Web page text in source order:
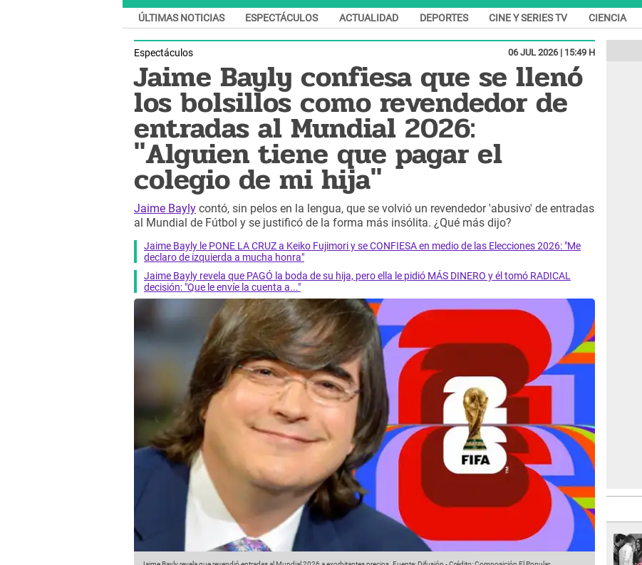
ÚLTIMAS NOTICIAS ESPECTÁCULOS ACTUALIDAD DEPORTES CINE Y SERIES TV CIENCIA
Espectáculos 06 JUL 2026 | 15:49 H
Jaime Bayly confiesa que se llenó
los bolsillos como revendedor de
entradas al Mundial 2026:
"Alguien tiene que pagar el
colegio de mi hija"
Jaime Bayly contó, sin pelos en la lengua, que se volvió un revendedor 'abusivo' de entradas
al Mundial de Fútbol y se justificó de la forma más insólita. ¿Qué más dijo?
Jaime Bayly le PONE LA CRUZ a Keiko Fujimori y se CONFIESA en medio de las Elecciones 2026: "Me
declaro de izquierda a mucha honra"
Jaime Bayly revela que PAGÓ la boda de su hija, pero ella le pidió MÁS DINERO y él tomó RADICAL
decisión: "Que le envíe la cuenta a..."